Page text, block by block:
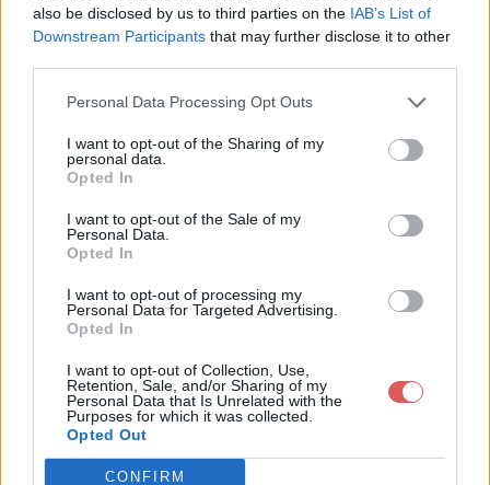
also be disclosed by us to third parties on the IAB’s List of
Downstream Participants that may further disclose it to other
Personal Data Processing Opt Outs
I want to opt-out of the Sharing of my
personal data.
Opted In
I want to opt-out of the Sale of my
Personal Data.
Opted In
I want to opt-out of processing my
Personal Data for Targeted Advertising.
Opted In
I want to opt-out of Collection, Use,
Retention, Sale, and/or Sharing of my
Personal Data that Is Unrelated with the
Purposes for which it was collected.
Opted Out
CONFIRM
Partager le fichier
2ScreenShot0012.jpg sur le Web
et les réseaux sociaux:
Télécharger le fichier 2ScreenSh
ot0012.jpg